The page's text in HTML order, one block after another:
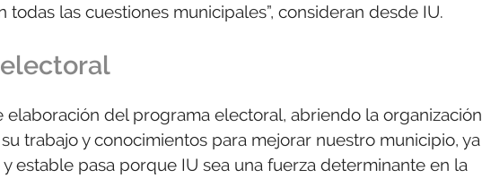
las cuestiones municipales”, consideran desde IU.
elaboración del programa electoral, abriendo la organización
trabajo y conocimientos para mejorar nuestro municipio, ya
estable pasa porque IU sea una fuerza determinante en la